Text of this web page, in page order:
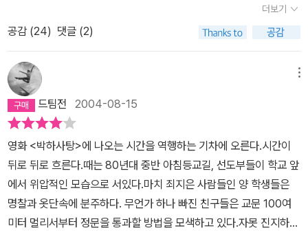
슴이 콩닥콩닥 뛰었다. 지금으로선 천만 다행이었던 선택이었지만,
고교 시절 헌법을 배우는 시간이 가장 행복했고 소리 없는 아우성으
로 가득한 수업이었던 잊고 있었던 시절을 떠올려 주기도 했다. 열 여
덟 시절에 범죄자들과 대면할 수밖에 없는 직업이 무섭게 느껴져서
다른 길을 찾을 때는 이미 문과생이었던 나에겐 별로 갈 길이 많지 않
았다. 상대를 가는 것은 내 적성에 정말 맞지 않다는 생각이 들어, 지
금의 길을 걷게 되었던 것을 반추해 보게도 한 책. 나와 같은 시절에
대학 생활을 해서 글들이 친숙하다. 공공을 다스리면서 공공을 힘겹
게 했던 권력층과 법 사이, 그리고 권력층이 되어가는 법조인들 사이,
그 말하기 어려운 이야기들을 아웃사이더로서 담담하게 서술하는 김
두식 같은 학자(?)를 만나 반가웠다. 더군다나, 그는 자신이 법률 전
문가가 아니라는 것을 솔직하게 말할 때는 십여 년을 같은 직업에 종
더보기
공감 (24) 댓글 (2)
드팀전 2004-08-15
영화 <박하사탕>에 나오는 시간을 역행하는 기차에 오른다.시간이
뒤로 뒤로 흐른다.때는 80년대 중반 아침등교길, 선도부들이 학교 앞
에서 위압적인 모습으로 서있다.마치 죄지은 사람들인 양 학생들은
명찰과 옷단속에 분주하다. 무언가 하나 빠진 친구들은 교문 100여
미터 멀리서부터 정문을 통과할 방법을 모색하고 있다.자못 진지하